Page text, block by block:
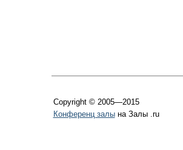
Copyright © 2005—2015
Конференц залына Залы .ru